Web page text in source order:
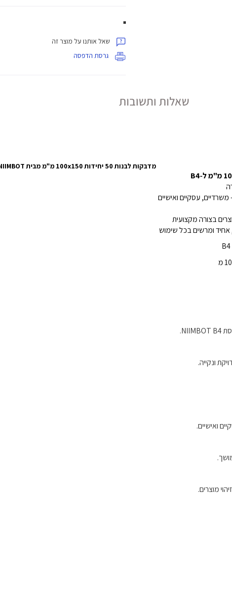
שאל אותנו על מוצר זה
גרסת הדפסה
שאלות ותשובות
מדבקות לבנות 50 יחידות 100x150 מ"מ מבית NIIMBOT
עסקיים ואישיים
בצורה מקצועית
ומרשים בכל שימוש